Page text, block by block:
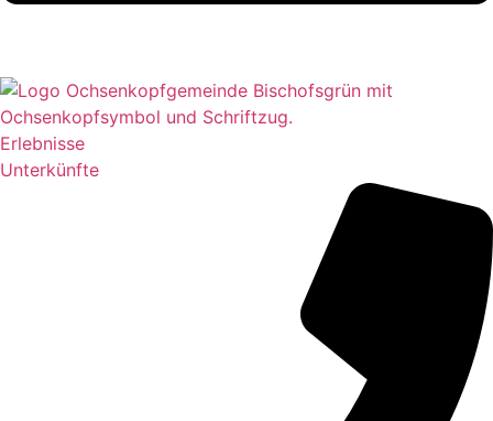
Erlebnisse
Unterkünfte